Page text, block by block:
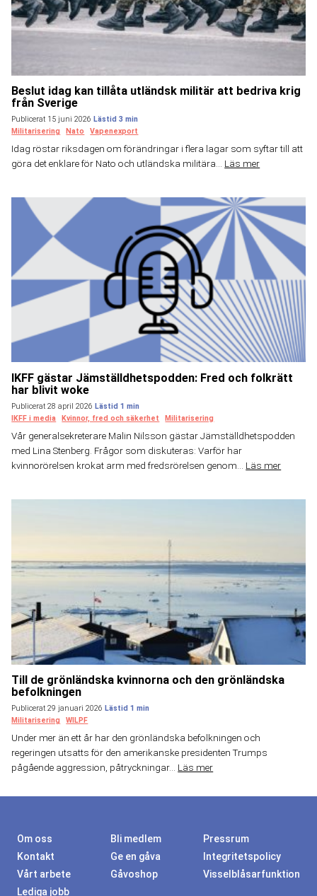
Beslut idag kan tillåta utländsk militär att bedriva krig
från Sverige
Publicerat 15 juni 2026
Militarisering
Nato Vapenexport
Idag röstar riksdagen om förändringar i flera lagar som syftar till att
göra det enklare för Nato och utländska militära... Läs mer
IKFF gästar Jämställdhetspodden: Fred och folkrätt
har blivit woke
Publicerat 28 april 2026
IKFF i media
Kvinnor, fred och säkerhet Militarisering
Vår generalsekreterare Malin Nilsson gästar Jämställdhetspodden
med Lina Stenberg. Frågor som diskuteras: Varför har
kvinnorörelsen krokat arm med fredsrörelsen genom... Läs mer
Till de grönländska kvinnorna och den grönländska
befolkningen
Publicerat 29 januari 2026
Militarisering
WILPF
Under mer än ett år har den grönländska befolkningen och
regeringen utsatts för den amerikanske presidenten Trumps
pågående aggression, påtryckningar... Läs mer
Om oss Bli medlem
Pressrum
Kontakt
Ge en gåva
Integritetspolicy
Vårt arbete
Gåvoshop
Visselblåsarfunktion
Lediga jobb